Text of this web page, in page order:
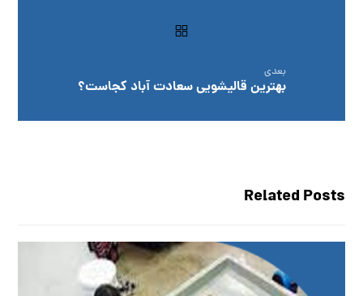
بعدی
بهترین قالیشویی سعادت آباد کجاست؟
Related Posts